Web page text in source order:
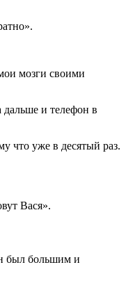
мозги своими
дальше и телефон в
что уже в десятый раз.
Вася».
был большим и